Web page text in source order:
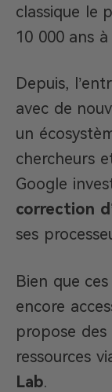
classique le
10 000 ans
Depuis,
avec de
un
chercheurs
Google
correction
ses
Bien que
encore
propose
ressources
Lab.